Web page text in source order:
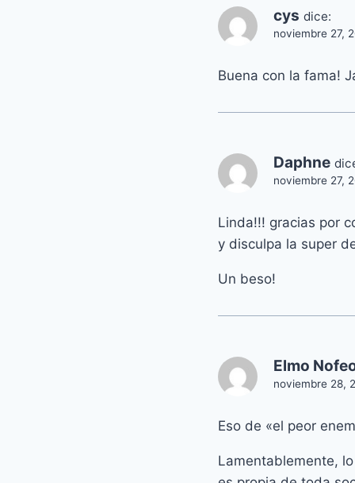
cys dice:
noviembre 27,
Buena con la fama!
Daphne
noviembre 27,
Linda!!! gracias por
y disculpa la super
Un beso!
Elmo
noviembre 28,
Eso de «el peor
Lamentablemente,